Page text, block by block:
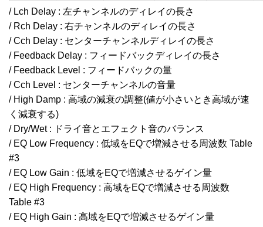
/ Lch Delay : 左チャンネルのディレイの長さ
/ Rch Delay : 右チャンネルのディレイの長さ
/ Cch Delay : センターチャンネルディレイの長さ
/ Feedback Delay : フィードバックディレイの長さ
/ Feedback Level : フィードバックの量
/ Cch Level : センターチャンネルの音量
/ High Damp : 高域の減衰の調整(値が小さいとき高域が速
く減衰する)
/ Dry/Wet : ドライ音とエフェクト音のバランス
/ EQ Low Frequency : 低域をEQで増減させる周波数 Table
#3
/ EQ Low Gain : 低域をEQで増減させるゲイン量
/ EQ High Frequency : 高域をEQで増減させる周波数
Table #3
/ EQ High Gain : 高域をEQで増減させるゲイン量